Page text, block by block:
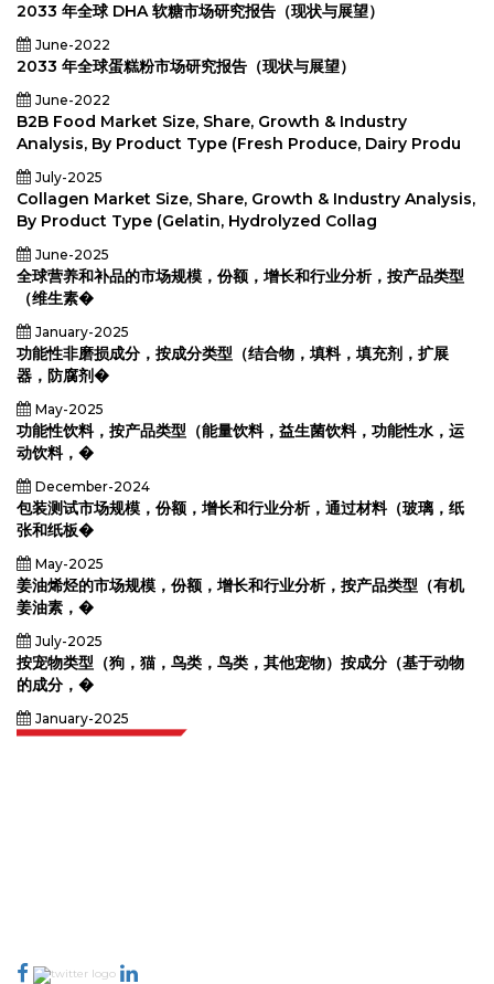
品，食
品，食
品，食
品，食
品，食
品，食
品，食
品，食
品，食
品，食
品，食
品，食
品，食
品，食
品。
2024-
2031
2033 年全球 DHA 软糖市场研究报告（现状与展望）
June-2022
2033 年全球蛋糕粉市场研究报告（现状与展望）
June-2022
B2B Food Market Size, Share, Growth & Industry
Analysis, By Product Type (Fresh Produce, Dairy Produ
July-2025
Collagen Market Size, Share, Growth & Industry Analysis,
By Product Type (Gelatin, Hydrolyzed Collag
June-2025
全球营养和补品的市场规模，份额，增长和行业分析，按产品类型
（维生素�
January-2025
功能性非磨损成分，按成分类型（结合物，填料，填充剂，扩展
器，防腐剂�
May-2025
功能性饮料，按产品类型（能量饮料，益生菌饮料，功能性水，运
动饮料，�
December-2024
包装测试市场规模，份额，增长和行业分析，通过材料（玻璃，纸
张和纸板�
May-2025
姜油烯烃的市场规模，份额，增长和行业分析，按产品类型（有机
姜油素，�
July-2025
按宠物类型（狗，猫，鸟类，鸟类，其他宠物）按成分（基于动物
的成分，�
January-2025